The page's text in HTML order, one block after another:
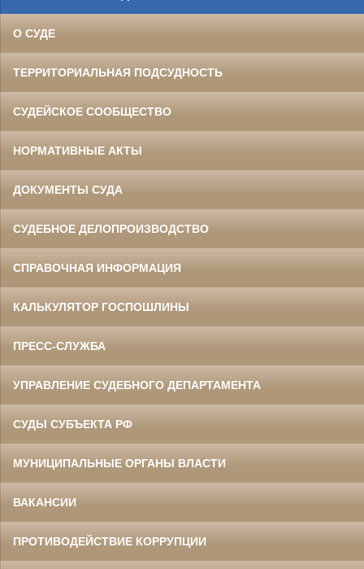
О СУДЕ
ТЕРРИТОРИАЛЬНАЯ ПОДСУДНОСТЬ
СУДЕЙСКОЕ СООБЩЕСТВО
НОРМАТИВНЫЕ АКТЫ
ДОКУМЕНТЫ СУДА
СУДЕБНОЕ ДЕЛОПРОИЗВОДСТВО
СПРАВОЧНАЯ ИНФОРМАЦИЯ
КАЛЬКУЛЯТОР ГОСПОШЛИНЫ
ПРЕСС-СЛУЖБА
УПРАВЛЕНИЕ СУДЕБНОГО ДЕПАРТАМЕНТА
СУДЫ СУБЪЕКТА РФ
МУНИЦИПАЛЬНЫЕ ОРГАНЫ ВЛАСТИ
ВАКАНСИИ
ПРОТИВОДЕЙСТВИЕ КОРРУПЦИИ